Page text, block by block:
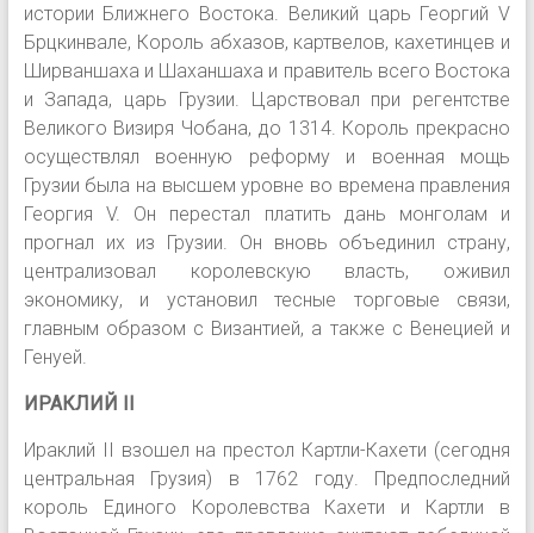
истории Ближнего Востока. Великий царь Георгий V
Брцкинвале, Король абхазов, картвелов, кахетинцев и
Ширваншаха и Шаханшаха и правитель всего Востока
и Запада, царь Грузии. Царствовал при регентстве
Великого Визиря Чобана, до 1314. Король прекрасно
осуществлял военную реформу и военная мощь
Грузии была на высшем уровне во времена правления
Георгия V. Он перестал платить дань монголам и
прогнал их из Грузии. Он вновь объединил страну,
централизовал королевскую власть, оживил
экономику, и установил тесные торговые связи,
главным образом с Византией, а также с Венецией и
Генуей.
ИРАКЛИЙ II
Ираклий II взошел на престол Картли-Кахети (сегодня
центральная Грузия) в 1762 году. Предпоследний
король Единого Королевства Кахети и Картли в